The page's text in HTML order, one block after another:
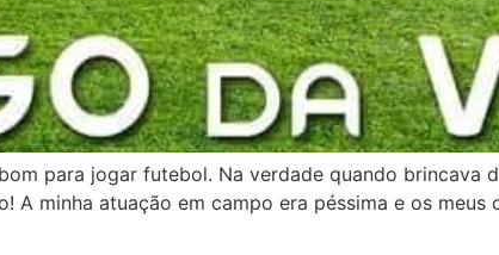
para jogar futebol. Na verdade quando brincava
minha atuação em campo era péssima e os meus